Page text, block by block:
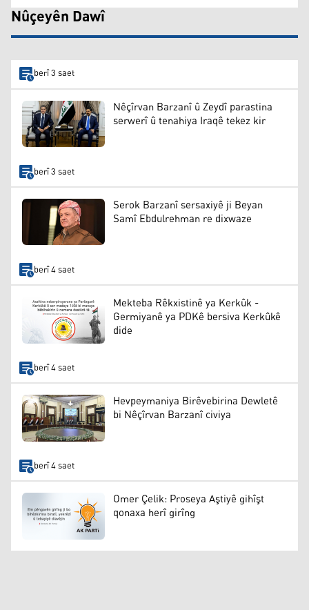
Nûçeyên Dawî
berî 3 saet
Nêçîrvan Barzanî û Zeydî parastina
serwerî û tenahiya Iraqê tekez kir
berî 3 saet
Serok Barzanî sersaxiyê ji Beyan
Samî Ebdulrehman re dixwaze
berî 4 saet
Mekteba Rêkxistinê ya Kerkûk -
Germiyanê ya PDKê bersiva Kerkûkê
dide
berî 4 saet
Hevpeymaniya Birêvebirina Dewletê
bi Nêçîrvan Barzanî civiya
berî 4 saet
Omer Çelik: Proseya Aştiyê gihîşt
qonaxa herî girîng